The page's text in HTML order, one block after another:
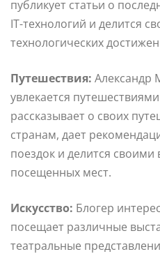
публикует статьи о
IT-технологий и делится
технологических
Путешествия: Александр
увлекается
рассказывает о своих
странам, дает
поездок и делится
посещенных мест.
Искусство: Блогер
посещает различные
театральные